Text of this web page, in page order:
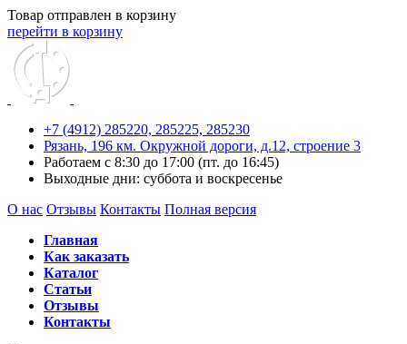
Товар отправлен в корзину
перейти в корзину
+7 (4912) 285220, 285225, 285230
Рязань, 196 км. Окружной дороги, д.12, строение 3
Работаем с 8:30 до 17:00 (пт. до 16:45)
Выходные дни: суббота и воскресенье
О нас Отзывы Контакты Полная версия
Главная
Как заказать
Каталог
Статьи
Отзывы
Контакты